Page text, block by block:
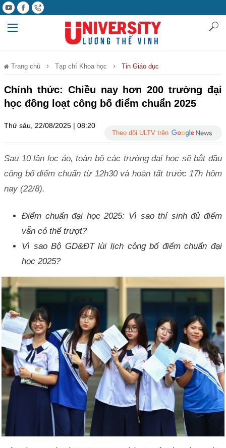
Trang chủ Tạp chí Khoa học Tin Giáo dục
Chính thức: Chiều nay hơn 200 trường đại
học đồng loạt công bố điểm chuẩn 2025
Thứ sáu, 22/08/2025 | 08:20
Theo dõi ULTV trên
Sau 10 lần lọc ảo, toàn bộ các trường đại học sẽ bắt đầu
công bố điểm chuẩn từ 12h30 và hoàn tất trước 17h hôm
nay (22/8).
Điểm chuẩn đại học 2025: Vì sao thí sinh đủ điểm
vẫn có thể trượt?
Vì sao Bộ GD&ĐT lùi lịch công bố điểm chuẩn đại
học 2025?